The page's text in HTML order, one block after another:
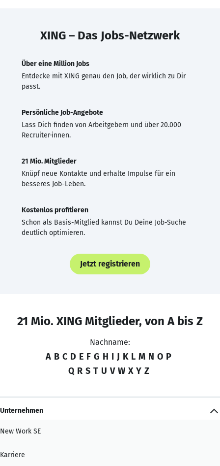
XING – Das Jobs-Netzwerk
Über eine Million Jobs
Entdecke mit XING genau den Job, der wirklich zu Dir
passt.
Persönliche Job-Angebote
Lass Dich finden von Arbeitgebern und über 20.000
Recruiter·innen.
21 Mio. Mitglieder
Knüpf neue Kontakte und erhalte Impulse für ein
besseres Job-Leben.
Kostenlos profitieren
Schon als Basis-Mitglied kannst Du Deine Job-Suche
deutlich optimieren.
Jetzt registrieren
21 Mio. XING Mitglieder, von A bis Z
Nachname:
A B C D E F G H I J K L M N O P
Q R S T U V W X Y Z
Unternehmen
New Work SE
Karriere